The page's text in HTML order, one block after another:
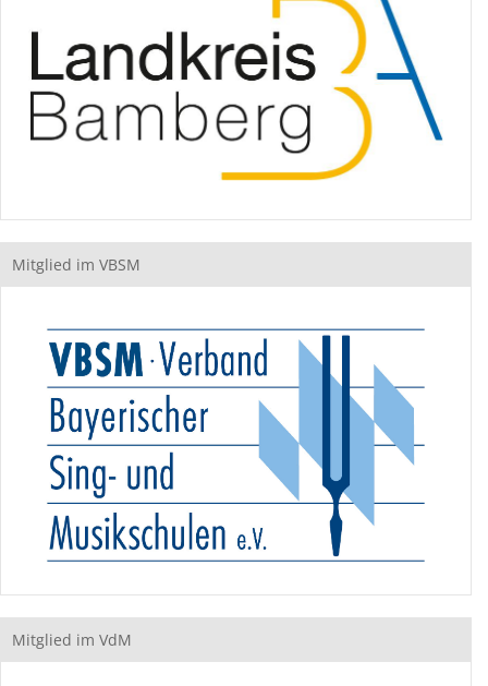
Mitglied im VBSM
Mitglied im VdM